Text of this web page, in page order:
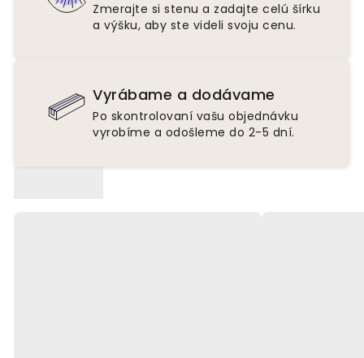
Zmerajte si stenu a zadajte celú šírku
a výšku, aby ste videli svoju cenu.
Vyrábame a dodávame
Po skontrolovaní vašu objednávku
vyrobíme a odošleme do 2-5 dní.